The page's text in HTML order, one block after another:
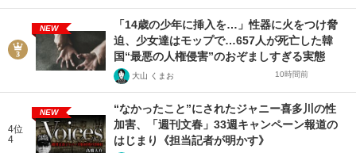
NEW
「14歳の少年に挿入を…」性器に火をつけ脅
迫、少女達はモップで…657人が死亡した韓
国“最悪の人権侵害”のおぞましすぎる実態
大山 くまお 10時間前
4位
4
NEW
“なかったこと”にされたジャニー喜多川の性
加害、「週刊文春」33週キャンペーン報道の
はじまり《担当記者が明かす》